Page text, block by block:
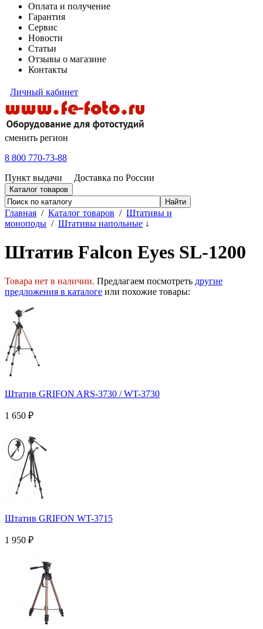
Оплата и получение
Гарантия
Сервис
Новости
Статьи
Отзывы о магазине
Контакты
Личный кабинет
сменить регион
8 800 770-73-88
Пункт выдачи
Доставка по России
Каталог товаров
Главная / Каталог товаров / Штативы и
моноподы / Штативы напольные ↓
Штатив Falcon Eyes SL-1200
Товара нет в наличии. Предлагаем посмотреть другие
предложения в каталоге или похожие товары:
Штатив GRIFON ARS-3730 / WT-3730
1 650 ₽
Штатив GRIFON WT-3715
1 950 ₽